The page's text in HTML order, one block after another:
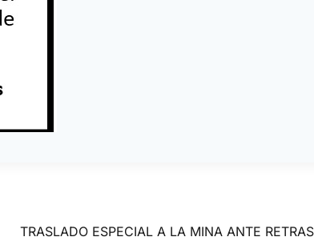
TRASLADO ESPECIAL A LA MINA ANTE